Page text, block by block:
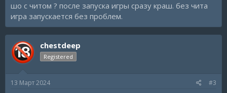
шо с читом ? после запуска игры сразу краш. без чита
игра запускается без проблем.
chestdeep
Registered
13 Март 2024 #3